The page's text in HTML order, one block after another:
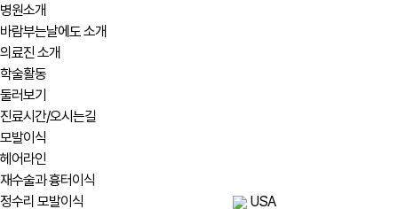
병원소개
바람부는날에도 소개
의료진 소개
학술활동
둘러보기
진료시간/오시는길
모발이식
헤어라인
재수술과 흉터이식
정수리 모발이식
USA